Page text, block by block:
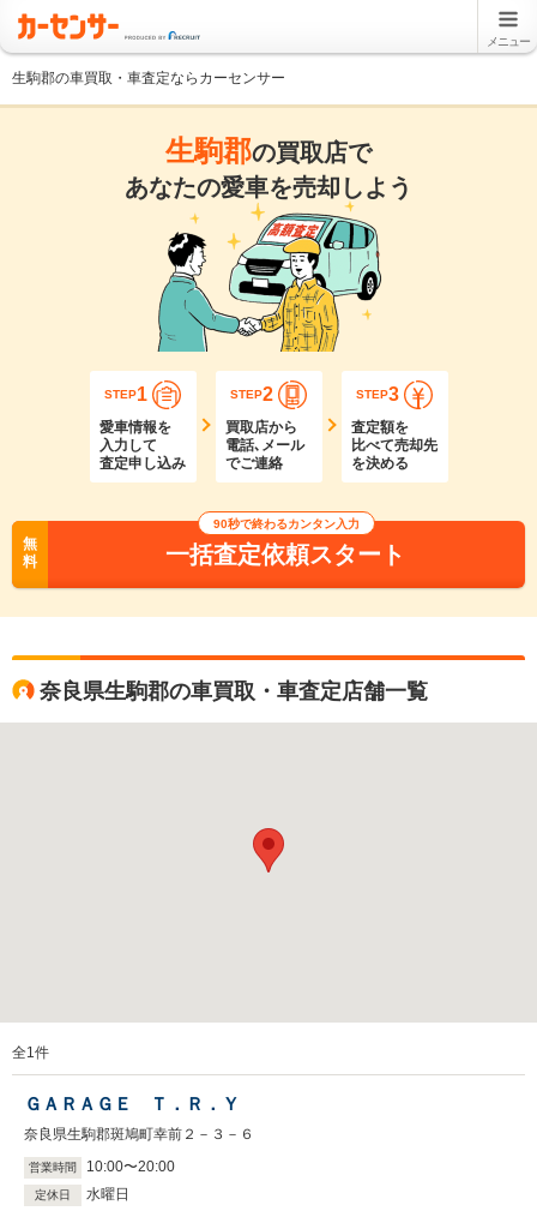
メニュー
生駒郡の車買取・車査定ならカーセンサー
生駒郡の買取店で
あなたの愛車を売却しよう
STEP1
愛車情報を
入力して
査定申し込み
STEP2
買取店から
電話､メール
でご連絡
STEP3
査定額を
比べて売却先
を決める
90秒で終わるカンタン入力
無
料
一括査定依頼スタート
奈良県生駒郡の車買取・車査定店舗一覧
全1件
ＧＡＲＡＧＥ Ｔ．Ｒ．Ｙ
奈良県生駒郡斑鳩町幸前２－３－６
営業時間 10:00〜20:00
定休日
水曜日